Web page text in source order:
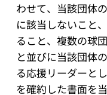
わせて、当該団体
に該当しないこと
ること、複数の球
と並びに当該団体
る応援リーダーと
を確約した書面を